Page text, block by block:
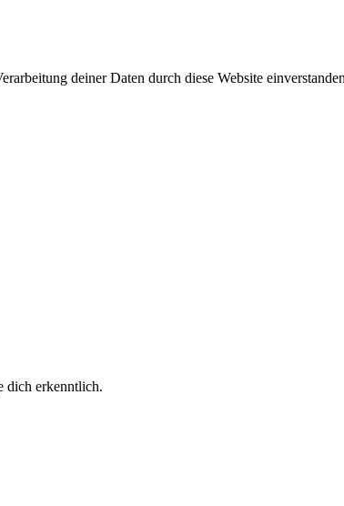
deiner Daten durch diese Website
dich erkenntlich.